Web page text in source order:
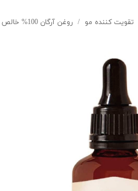
تقویت کننده مو روغن آرگان 100% خالص لویتون حجم 30 میلی لیتر